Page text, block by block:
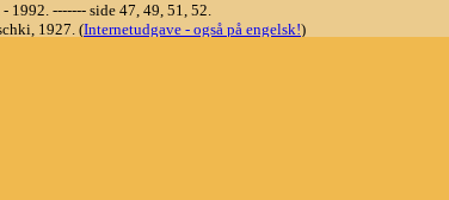
1992. ------- side 47, 49, 51, 52.
1927. (Internetudgave - også på engelsk!)